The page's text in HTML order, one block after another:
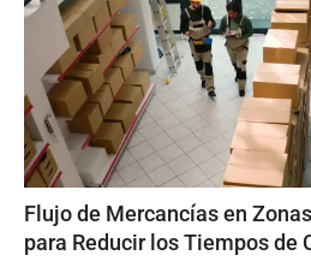
Flujo de Mercancías en
para Reducir los Tiempos de